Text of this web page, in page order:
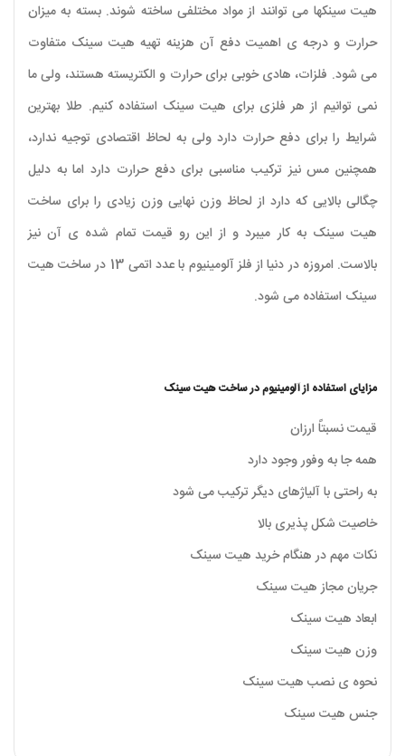
هیت سینک­ها می ­توانند از مواد مختلفی ساخته شوند. بسته به میزان
حرارت و درجه ­ی اهمیت دفع آن هزینه تهیه هیت سینک متفاوت
می­ شود. فلزات، هادی خوبی برای حرارت و الکتریسته هستند، ولی ما
نمی توانیم از هر فلزی برای هیت سینک استفاده کنیم. طلا بهترین
شرایط را برای دفع حرارت دارد ولی به لحاظ اقتصادی توجیه ندارد،
همچنین مس نیز ترکیب مناسبی برای دفع حرارت دارد اما به دلیل
چگالی بالایی که دارد از لحاظ وزن نهایی وزن زیادی را برای ساخت
هیت سینک به کار میبرد و از این رو قیمت تمام شده ی آن نیز
بالاست. امروزه در دنیا از فلز آلومینیوم با عدد اتمی 13 در ساخت هیت
سینک استفاده می شود.
مزایای استفاده از آلومینیوم در ساخت هیت سینک
قیمت نسبتاً ارزان
همه جا به وفور وجود دارد
به راحتی با آلیاژهای دیگر ترکیب می شود
خاصیت شکل پذیری بالا
نکات مهم در هنگام خرید هیت سینک
جریان مجاز هیت سینک
ابعاد هیت سینک
وزن هیت سینک
نحوه ­ی نصب هیت سینک
جنس هیت سینک